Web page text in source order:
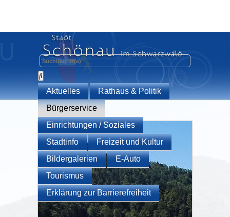
Aktuelles
Rathaus & Politik
Bürgerservice
Einrichtungen / Soziales
Stadtinfo
Freizeit und Kultur
Bildergalerien
E-Auto
Tourismus
Erklärung zur Barrierefreiheit